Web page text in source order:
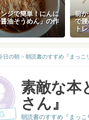
ジで簡単！にんに
油そうめん」の作
前
で
ト
日の朝 > 朝読書のすすめ『まっこ
素敵な本
さん』
朝読書のすすめ『まっこ